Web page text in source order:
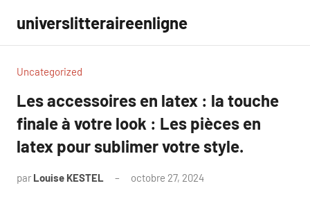
contenu
universlitteraireenligne
Uncategorized
Les accessoires en latex : la touche
finale à votre look : Les pièces en
latex pour sublimer votre style.
par Louise KESTEL octobre 27, 2024